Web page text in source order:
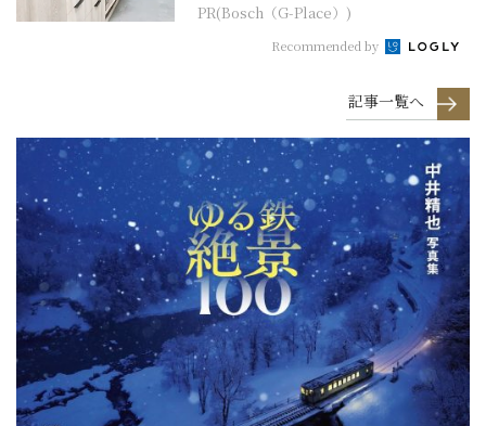
PR(Bosch（G-Place）)
Recommended by
記事一覧へ